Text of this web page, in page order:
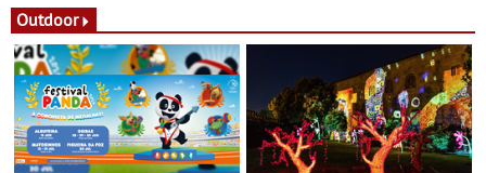
16 de agosto
Outdoor